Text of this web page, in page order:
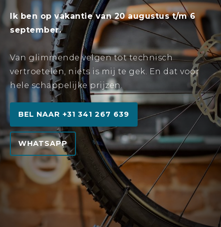
Ik ben op vakantie van 20 augustus t/m 6
september.
Van glimmende velgen tot technisch
vertroetelen, niets is mij te gek. En dat voor
hele schappelijke prijzen.
BEL NAAR +31 341 267 639
WHATSAPP